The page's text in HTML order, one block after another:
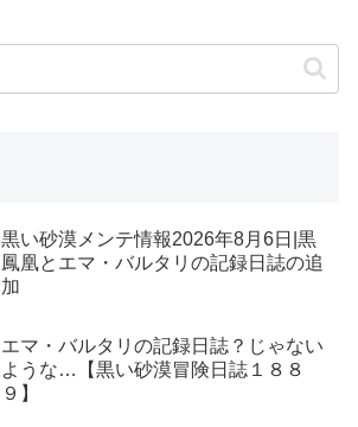
黒い砂漠メンテ情報2026年8月6日|黒
鳳凰とエマ・バルタリの記録日誌の追
加
エマ・バルタリの記録日誌？じゃない
ような…【黒い砂漠冒険日誌１８８
９】